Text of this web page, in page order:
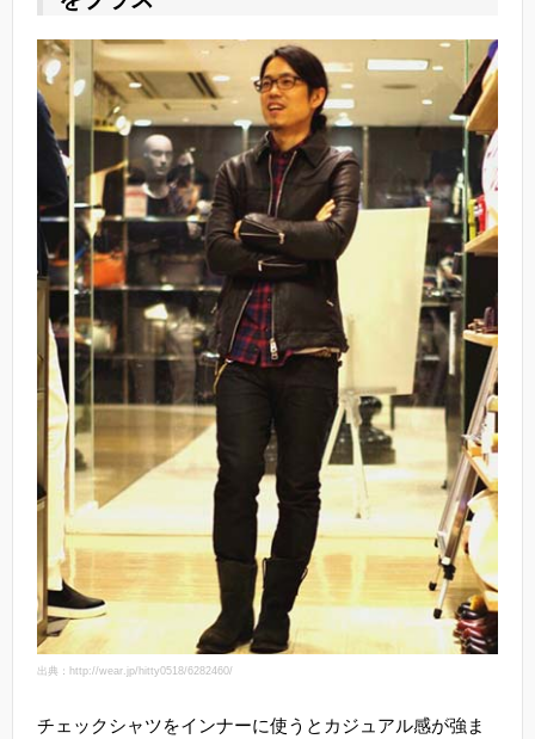
出典：http://wear.jp/hitty0518/6282460/
チェックシャツをインナーに使うとカジュアル感が強ま